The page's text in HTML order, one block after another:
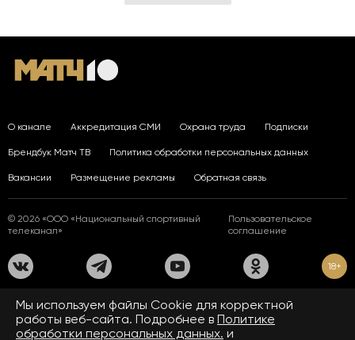
О канале Аккредитация СМИ Охрана труда Подписки
Брендбук Матч ТВ Политика обработки персональных данных
Вакансии Размещение рекламы Обратная связь
© 2026 «ООО «Национальный спортивный
телеканал»
Пользовательское
соглашение
18+
На сайте применяются рекомендательные технологии. Подробнее
Правилах применения рекомендательных технологий.
Средство массовой информации сетевое издание «www.matchtv.ru»
Мы используем файлы Сookie для корректной
работы веб-сайта. Подробнее в Политике
обработки персональных данных. и